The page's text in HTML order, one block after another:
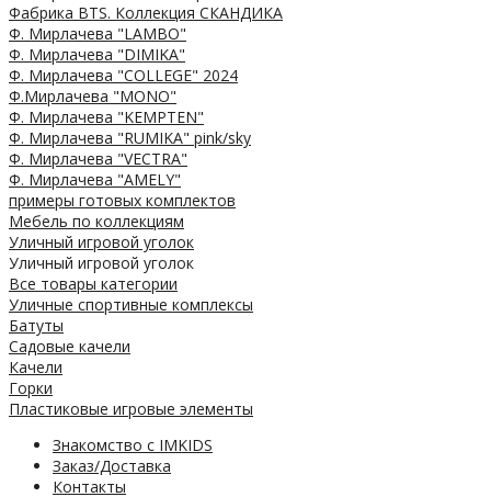
Фабрика BTS. Коллекция СКАНДИКА
Ф. Мирлачева "LAMBO"
Ф. Мирлачева "DIMIKA"
Ф. Мирлачева "COLLEGE" 2024
Ф.Мирлачева "MONO"
Ф. Мирлачева "KEMPTEN"
Ф. Мирлачева "RUMIKA" pink/sky
Ф. Мирлачева "VECTRA"
Ф. Мирлачева "AMELY"
примеры готовых комплектов
Мебель по коллекциям
Уличный игровой уголок
Уличный игровой уголок
Все товары категории
Уличные спортивные комплексы
Батуты
Садовые качели
Качели
Горки
Пластиковые игровые элементы
Знакомство с IMKIDS
Заказ/Доставка
Контакты